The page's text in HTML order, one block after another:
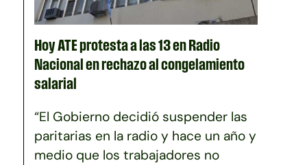
Hoy ATE protesta a las 13 en Radio
Nacional en rechazo al congelamiento
salarial
“El Gobierno decidió suspender las
paritarias en la radio y hace un año y
medio que los trabajadores no